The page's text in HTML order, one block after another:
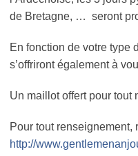
de Bretagne, … seront
En fonction de votre type
s’offriront également à
Un maillot offert pour tout
Pour tout renseignement,
http://